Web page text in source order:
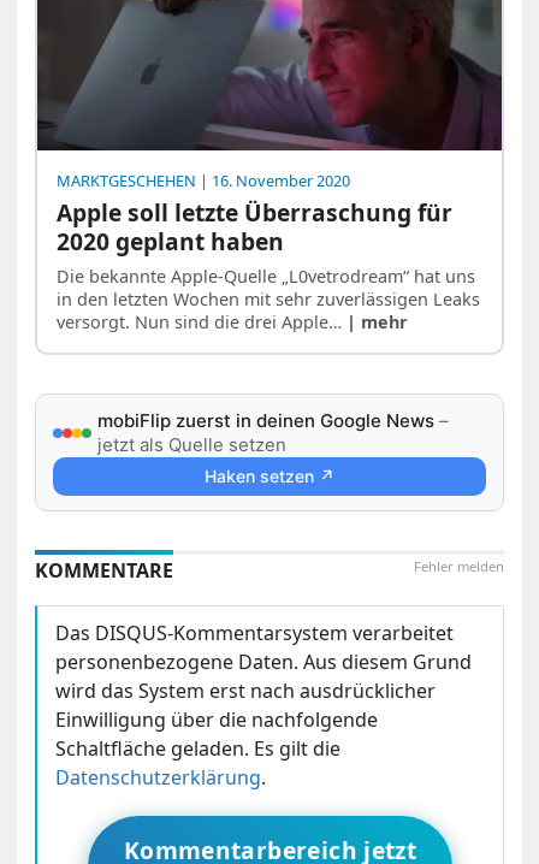
MARKTGESCHEHEN | 16. November 2020
Apple soll letzte Überraschung für
2020 geplant haben
Die bekannte Apple-Quelle „L0vetrodream“ hat uns
in den letzten Wochen mit sehr zuverlässigen Leaks
versorgt. Nun sind die drei Apple… | mehr
mobiFlip zuerst in deinen Google News –
jetzt als Quelle setzen
Haken setzen ↗
Fehler melden
KOMMENTARE
Das DISQUS-Kommentarsystem verarbeitet
personenbezogene Daten. Aus diesem Grund
wird das System erst nach ausdrücklicher
Einwilligung über die nachfolgende
Schaltfläche geladen. Es gilt die
Datenschutzerklärung.
Kommentarbereich jetzt